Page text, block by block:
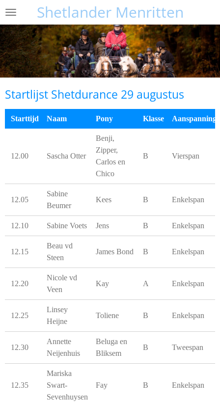
Ga
naar
de
hoofdinhoud
Shetlander Menritten
Startlijst Shetdurance 29 augustus
Starttijd Naam Pony Klasse Aanspanning
12.00 Sascha Otter
Benji,
Zipper,
Carlos en
Chico
B Vierspan
12.05
Sabine
Beumer
Kees B Enkelspan
12.10 Sabine Voets Jens B Enkelspan
12.15
Beau vd
Steen
James Bond B Enkelspan
12.20
Nicole vd
Veen
Kay A Enkelspan
12.25
Linsey
Heijne
Toliene B Enkelspan
12.30
Annette
Neijenhuis
Beluga en
Bliksem
B Tweespan
12.35
Mariska
Swart-
Sevenhuysen
Fay B Enkelspan